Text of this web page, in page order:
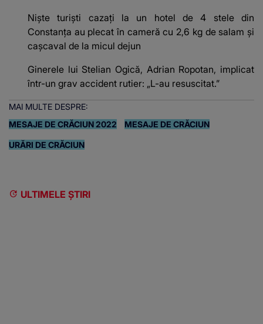
Niște turiști cazați la un hotel de 4 stele din
Constanța au plecat în cameră cu 2,6 kg de salam și
cașcaval de la micul dejun
Ginerele lui Stelian Ogică, Adrian Ropotan, implicat
într-un grav accident rutier: „L-au resuscitat.”
MAI MULTE DESPRE:
MESAJE DE CRĂCIUN 2022
MESAJE DE CRĂCIUN
URĂRI DE CRĂCIUN
ULTIMELE ȘTIRI